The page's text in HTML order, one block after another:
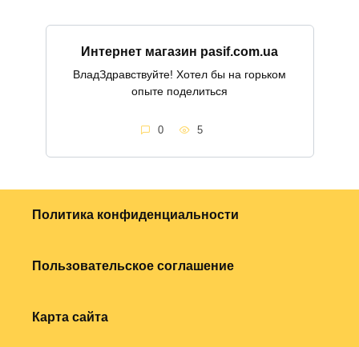
Интернет магазин pasif.com.ua
ВладЗдравствуйте! Хотел бы на горьком
опыте поделиться
0 5
Политика конфиденциальности
Пользовательское соглашение
Карта сайта